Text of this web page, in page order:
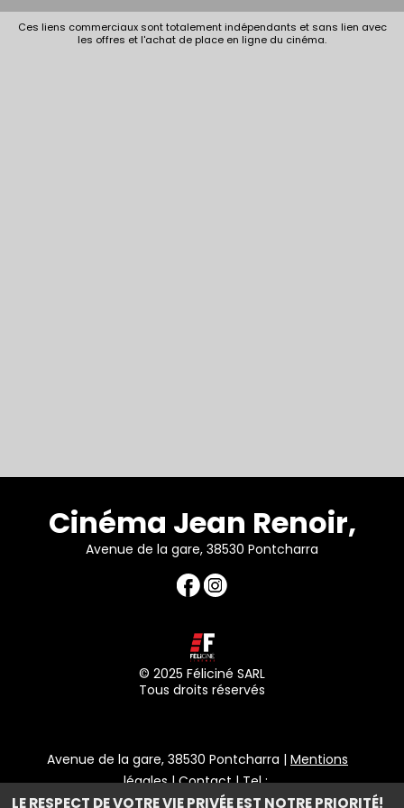
LE RESPECT DE VOTRE VIE PRIVÉE EST NOTRE PRIORITÉ!
Animation |01h28
01h25
INT. -12ans
Ces liens commerciaux sont totalement indépendants et sans lien avec
les offres et l'achat de place en ligne du cinéma.
Cinéma Jean Renoir,
Avenue de la gare, 38530 Pontcharra
© 2025 Féliciné SARL
Tous droits réservés
Avenue de la gare, 38530 Pontcharra | Mentions
légales|Contact| Tel :